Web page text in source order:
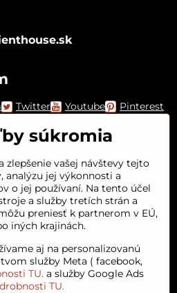
Twitter Youtube Pinterest
súkromia
zlepšenie vašej návštevy tejto
analýzu jej výkonnosti a
o jej používaní. Na tento účel
a služby tretích strán a
preniesť k partnerom v EÚ,
iných krajinách.
aj na personalizovanú
služby Meta ( facebook,
TU.a služby Google Ads
TU.